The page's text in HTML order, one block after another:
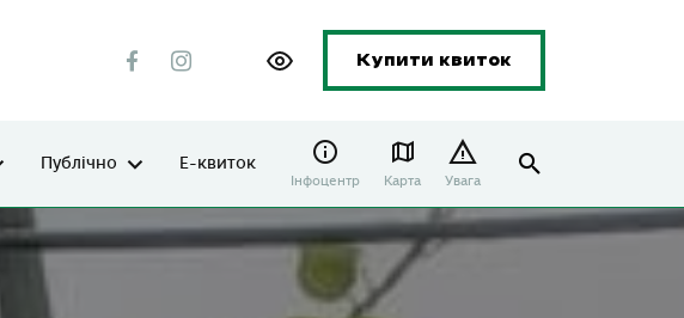
Купити квиток
Публічно Е-квиток
Інфоцентр Карта Увага